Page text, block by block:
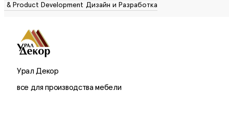
Урал Декор
все для производства мебели